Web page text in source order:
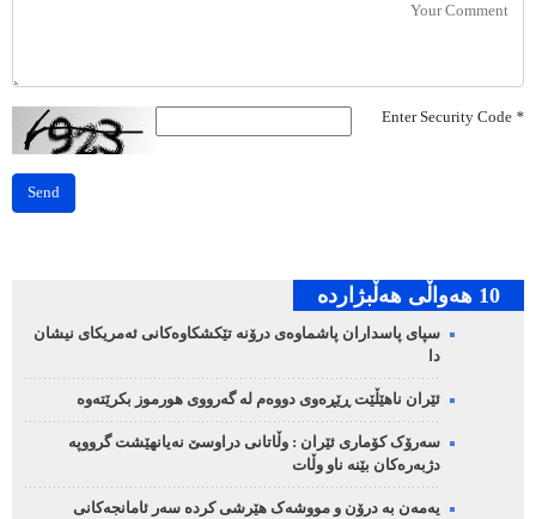
*
Send
10 هه‌واڵی هه‌ڵبژارده‌
سپای پاسداران پاشماوەی درۆنە تێکشکاوەکانی ئەمریکای نیشان
دا
ئێران ناهێڵێت ڕێڕەوی دووەم لە گەرووی هورموز بکرێتەوە
سەرۆک کۆماری ئێران : وڵاتانی دراوسێ نەیانهێشت گرووپە
دژبەرەکان بێنە ناو وڵات
یەمەن بە درۆن و مووشەک هێرشی کردە سەر ئامانجەکانی